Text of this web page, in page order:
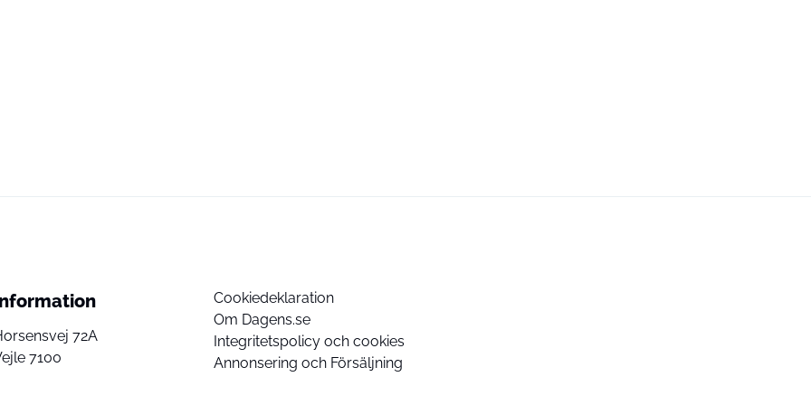
72A
7100
Cookiedeklaration
Om Dagens.se
Integritetspolicy och cookies
Annonsering och Försäljning